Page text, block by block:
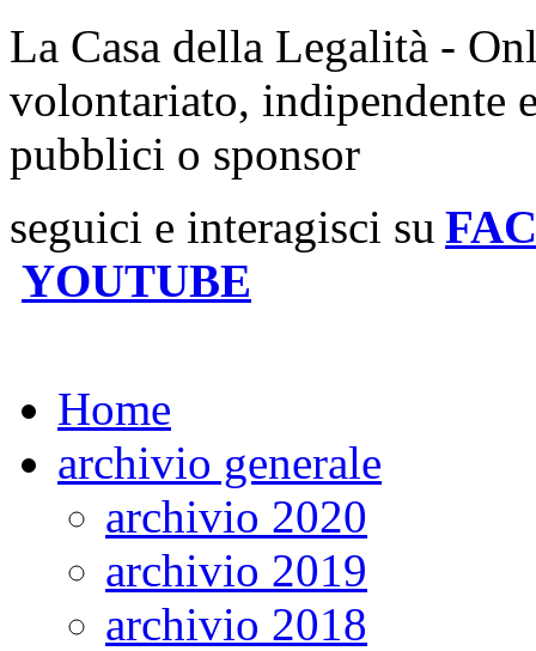
La Casa della Legalità -
volontariato, indipendente
pubblici o sponsor
seguici e interagisci su
YOUTUBE
Home
archivio generale
archivio 2020
archivio 2019
archivio 2018